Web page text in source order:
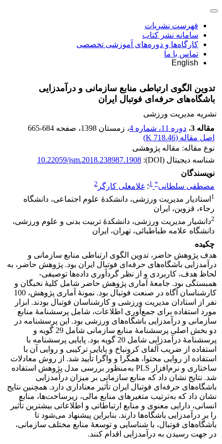
فهرست نشریات
سامانه نشر کتاب
کارگاه‌ها و دوره‌های آموزشی تخصصی
تماس با ما
English
تدوین الگوی ارتباطی منابع سازمانی و درآمدزایی
باشگاه‌های حرفه‌ای فوتبال ایران
نشریه مدیریت ورزشی
مقاله 3
، دوره 11، شماره 4 ، زمستان 1398 ، صفحه 665-684
اصل مقاله (718.46 K
)
نوع مقاله: مقاله پژوهشی
شناسه دیجیتال (DOI):
10.22059/jsm.2018.238987.1908
نویسندگان
مصطفی سلطانی*
1؛ غلامعلی کارگر 2
1 استادیار مدیریت ورزشی، دانشکدۀ علوم اجتماعی، دانشگاه
رجاء، قزوین، ایران
2دانشیار مدیریت ورزشی، دانشکدۀ تربیت بدنی و علوم ورزشی،
دانشگاه علامه طباطبائی، تهران، ایران
چکیده
هدف پژوهش حاضر، تدوین الگوی ارتباطی منابع سازمانی و
درآمدزایی باشگاه‌های حرفه‌ای فوتبال ایران بود. پژوهش حاضر، به
لحاظ هدف، کاربردی و از نظر گردآوری داده‌ها توصیفی-
همبستگی بود. جامعۀ آماری پژوهش حاضر شامل کلیۀ نخبگان و
کارشناسان آگاه در صنعت فوتبال بود. نمونۀ آماری پژوهش، 100
نفر از استادان مدیریت ورزشی و کارشناسان فوتبال بودند. ابزار
مورد استفاده برای جمع‌آوری اطلاعات، شامل پرسشنامۀ منابع
سازمانی و درآمدزایی باشگاه‌های ورزشی بود. این پرسشنامه در
دو بخش اصلی پرسشنامۀ منابع سازمانی شامل 29 گویه و
پرسشنامۀ درآمدزایی شامل 20 گویه بود. پایایی پرسشنامه با
استفاده از ضریب آلفای کرونباخ و پایایی ترکیبی و روایی آن با
استفاده از روایی محتوا، همگرا و واگرا تأیید شد. از روش معادلات
ساختاری و نرم‌افزار PLS به‌منظور بررسی مدل پژوهش استفاده
شد. نتایج نشان داد که منابع سازمانی بر میزان درآمدزایی
باشگاه‌های حرفه‌ای فوتبال ایران تأثیر معناداری دارد. همچنین نتایج
نشان داد که به‌ترتیب متغیرهای منابع مالی، زیرساخت‌ها، منابع
انسانی، دارایی معنوی و منابع ارتباطاتی و اطلاعاتی بیشترین تأثیر
را بر درآمدزایی باشگاه‌ها دارند. بنابراین پیشنهاد می‌شود تا
باشگاه‌های فوتبال، با شناسایی و توسعۀ منابع مختلف سازمانی،
در جهت رسیدن به درآمدزایی اقدام کنند.